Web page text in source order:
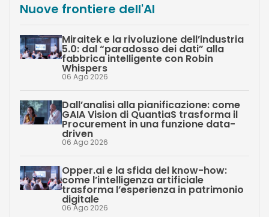
Nuove frontiere dell'AI
Miraitek e la rivoluzione dell’industria
5.0: dal “paradosso dei dati” alla
fabbrica intelligente con Robin
Whispers
06 Ago 2026
Dall’analisi alla pianificazione: come
GAIA Vision di QuantiaS trasforma il
Procurement in una funzione data-
driven
06 Ago 2026
Opper.ai e la sfida del know-how:
come l’intelligenza artificiale
trasforma l’esperienza in patrimonio
digitale
06 Ago 2026